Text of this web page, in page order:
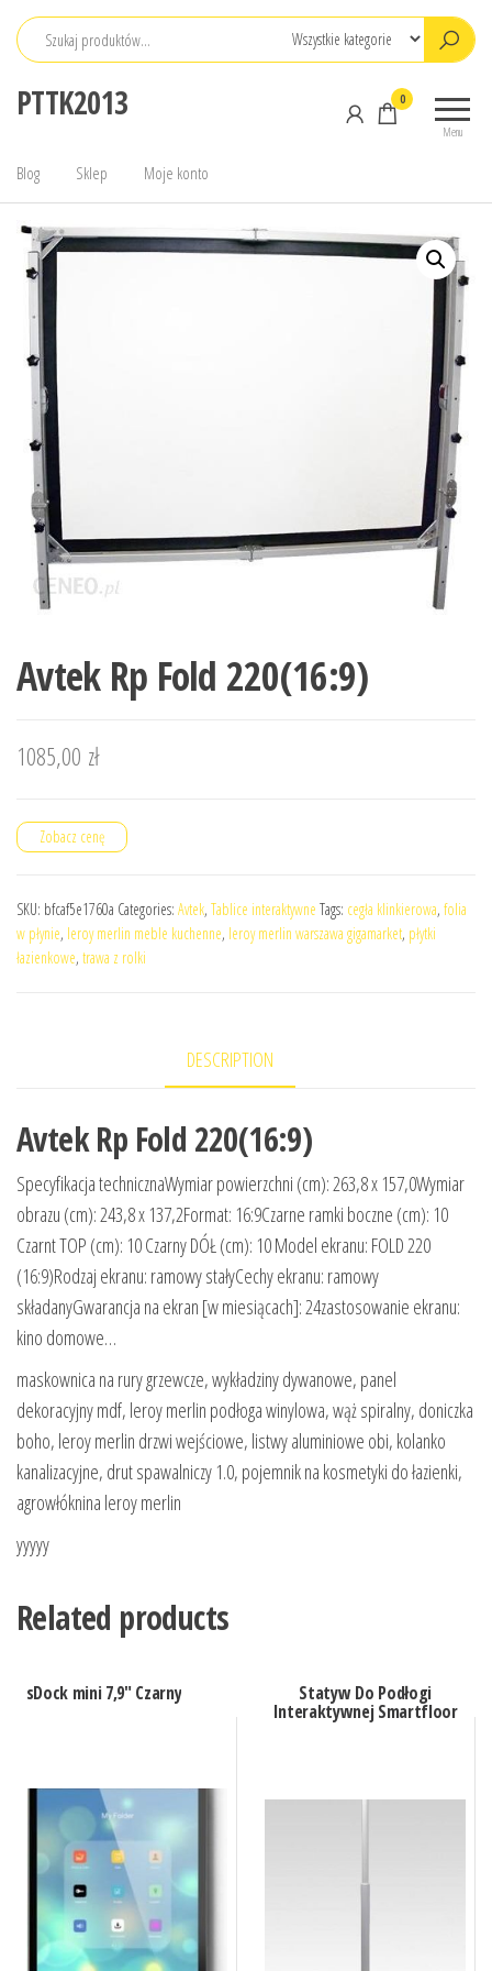
Przejdź
PTTK2013
Menu
0
Blog Sklep Moje konto
Avtek Rp Fold 220(16:9)
1085,00 zł
Zobacz cenę
SKU: bfcaf5e1760a Categories: Avtek, Tablice interaktywne Tags: cegła klinkierowa, folia
w płynie, leroy merlin meble kuchenne, leroy merlin warszawa gigamarket, płytki
łazienkowe, trawa z rolki
DESCRIPTION
Avtek Rp Fold 220(16:9)
Specyfikacja technicznaWymiar powierzchni (cm): 263,8 x 157,0Wymiar
obrazu (cm): 243,8 x 137,2Format: 16:9Czarne ramki boczne (cm): 10
Czarnt TOP (cm): 10 Czarny DÓŁ (cm): 10 Model ekranu: FOLD 220
(16:9)Rodzaj ekranu: ramowy stałyCechy ekranu: ramowy
składanyGwarancja na ekran [w miesiącach]: 24zastosowanie ekranu:
kino domowe…
maskownica na rury grzewcze, wykładziny dywanowe, panel
dekoracyjny mdf, leroy merlin podłoga winylowa, wąż spiralny, doniczka
boho, leroy merlin drzwi wejściowe, listwy aluminiowe obi, kolanko
kanalizacyjne, drut spawalniczy 1.0, pojemnik na kosmetyki do łazienki,
agrowłóknina leroy merlin
yyyyy
Related products
sDock mini 7,9″ Czarny Statyw Do Podłogi
Interaktywnej Smartfloor